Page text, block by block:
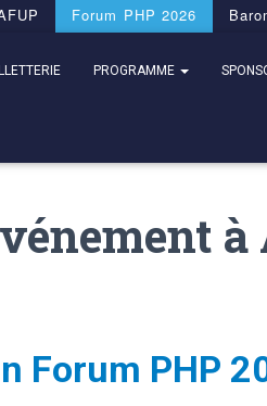
Forum PHP 2026
PROGRAMME
Forum PHP